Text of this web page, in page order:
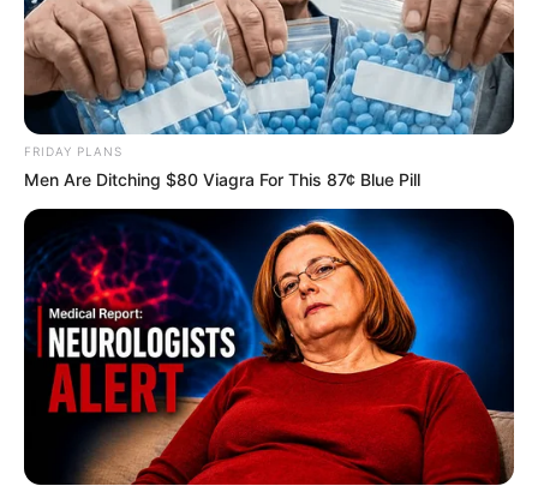
FRIDAY PLANS
Men Are Ditching $80 Viagra For This 87¢ Blue Pill